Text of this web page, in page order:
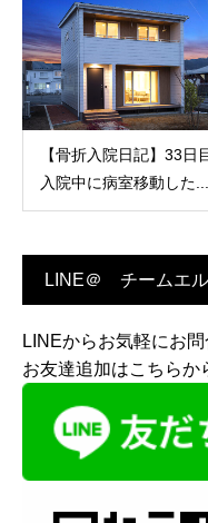
【骨折入院日記】33日
入院中に病室移動した...
LINE＠ チームエ
LINEからお気軽にお問
お友達追加はこちら